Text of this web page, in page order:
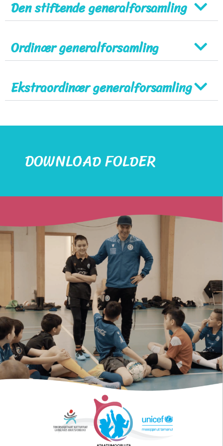
Den stiftende generalforsamling
Ordinær generalforsamling
Ekstraordinær generalforsamling
DOWNLOAD FOLDER